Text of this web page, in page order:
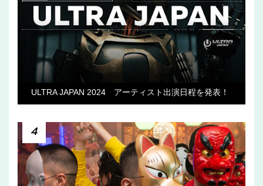
ULTRA JAPAN 2024 アーティスト出演日程を発表！
4